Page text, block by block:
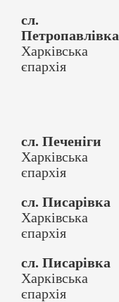
сл.
Петропавлівка
Харківська
єпархія
сл. Печеніги
Харківська
єпархія
сл. Писарівка
Харківська
єпархія
сл. Писарівка
Харківська
єпархія